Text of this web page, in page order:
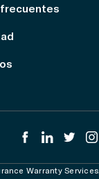
Warranty